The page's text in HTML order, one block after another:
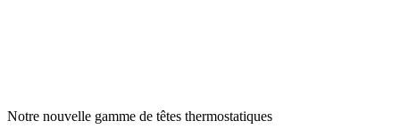
Notre nouvelle gamme de têtes thermostatiques